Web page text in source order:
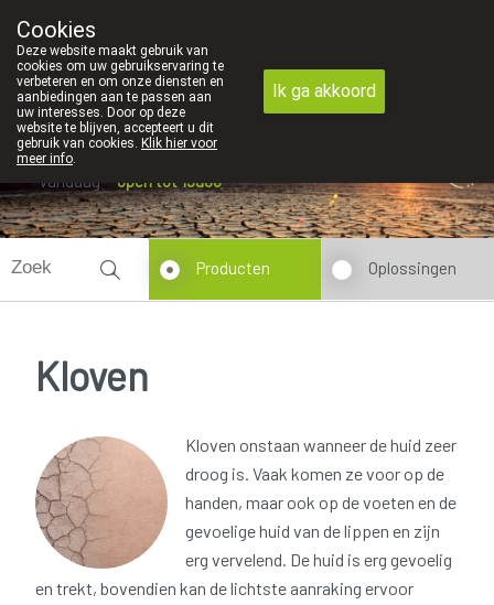
We vinden persoonlijk contact in de apotheek zeer
02/5135502
Vandaag open tot 19u00
Producten Oplossingen
Kloven
Kloven onstaan wanneer de huid zeer
droog is. Vaak komen ze voor op de
handen, maar ook op de voeten en de
gevoelige huid van de lippen en zijn
erg vervelend. De huid is erg gevoelig
en trekt, bovendien kan de lichtste aanraking ervoor
Cookies
Deze website maakt gebruik van
cookies om uw gebruikservaring te
verbeteren en om onze diensten en
aanbiedingen aan te passen aan
uw interesses. Door op deze
website te blijven, accepteert u dit
gebruik van cookies. Klik hier voor
meer info.
Ik ga akkoord